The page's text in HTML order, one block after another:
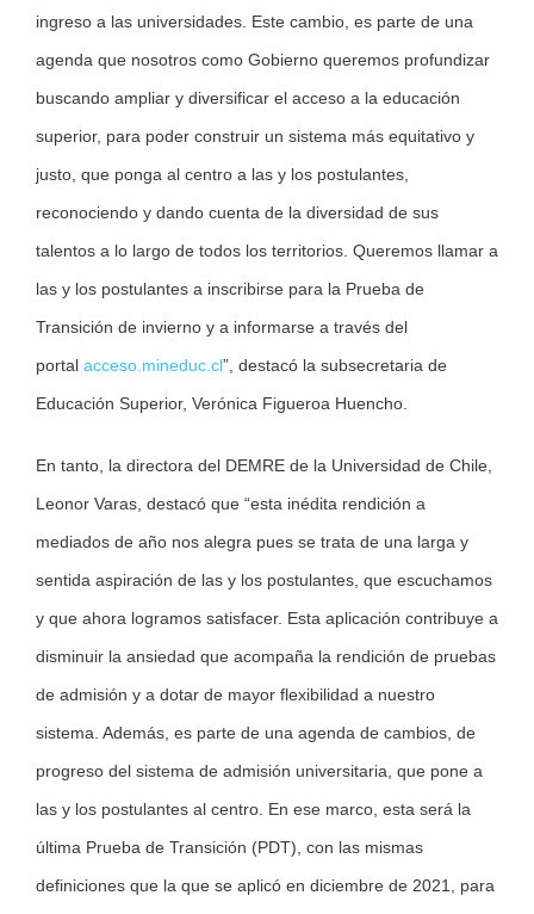
ingreso a las universidades. Este cambio, es parte de una
agenda que nosotros como Gobierno queremos profundizar
buscando ampliar y diversificar el acceso a la educación
superior, para poder construir un sistema más equitativo y
justo, que ponga al centro a las y los postulantes,
reconociendo y dando cuenta de la diversidad de sus
talentos a lo largo de todos los territorios. Queremos llamar a
las y los postulantes a inscribirse para la Prueba de
Transición de invierno y a informarse a través del
portal acceso.mineduc.cl”, destacó la subsecretaria de
Educación Superior, Verónica Figueroa Huencho.
En tanto, la directora del DEMRE de la Universidad de Chile,
Leonor Varas, destacó que “esta inédita rendición a
mediados de año nos alegra pues se trata de una larga y
sentida aspiración de las y los postulantes, que escuchamos
y que ahora logramos satisfacer. Esta aplicación contribuye a
disminuir la ansiedad que acompaña la rendición de pruebas
de admisión y a dotar de mayor flexibilidad a nuestro
sistema. Además, es parte de una agenda de cambios, de
progreso del sistema de admisión universitaria, que pone a
las y los postulantes al centro. En ese marco, esta será la
última Prueba de Transición (PDT), con las mismas
definiciones que la que se aplicó en diciembre de 2021, para